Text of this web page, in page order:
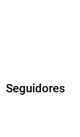
Seguidores